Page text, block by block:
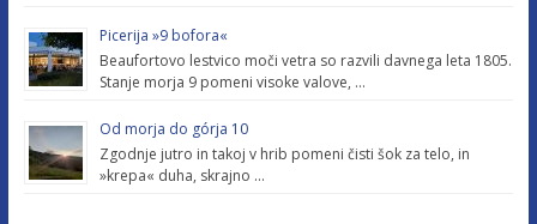
Picerija »9 bofora«
Beaufortovo lestvico moči vetra so razvili davnega leta 1805.
Stanje morja 9 pomeni visoke valove, …
Od morja do górja 10
Zgodnje jutro in takoj v hrib pomeni čisti šok za telo, in
»krepa« duha, skrajno …